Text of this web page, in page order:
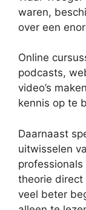
waren,
over een
Online
podcasts,
video’s
kennis op te
Daarnaast
uitwisselen
theorie direct
veel beter